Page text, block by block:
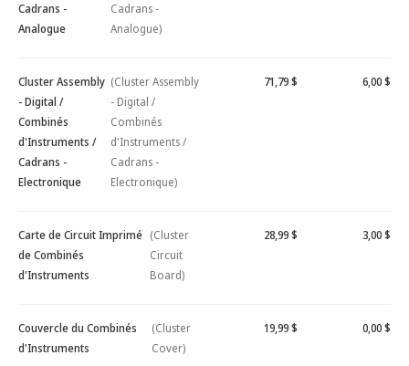
Cadrans -
Analogue
Cadrans -
Analogue)
Cluster Assembly
- Digital /
Combinés
d'Instruments /
Cadrans -
Electronique
(Cluster Assembly
- Digital /
Combinés
d'Instruments /
Cadrans -
Electronique)
71,79 $ 6,00 $
Carte de Circuit Imprimé
de Combinés
d'Instruments
(Cluster
Circuit
Board)
28,99 $ 3,00 $
Couvercle du Combinés
d'Instruments
(Cluster
Cover)
19,99 $ 0,00 $